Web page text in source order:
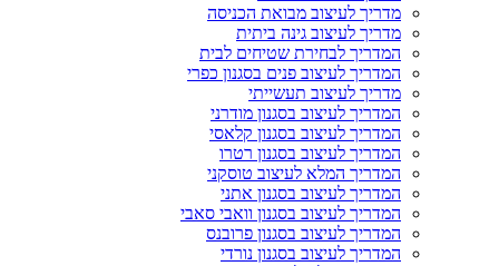
מדריך לעיצוב מבואת הכניסה
מדריך לעיצוב גינה ביתית
המדריך לבחירת שטיחים לבית
המדריך לעיצוב פנים בסגנון כפרי
מדריך לעיצוב תעשייתי
המדריך לעיצוב בסגנון מודרני
המדריך לעיצוב בסגנון קלאסי
המדריך לעיצוב בסגנון רטרו
המדריך המלא לעיצוב טוסקני
המדריך לעיצוב בסגנון אתני
המדריך לעיצוב בסגנון וואבי סאבי
המדריך לעיצוב בסגנון פרובנס
המדריך לעיצוב בסגנון נורדי